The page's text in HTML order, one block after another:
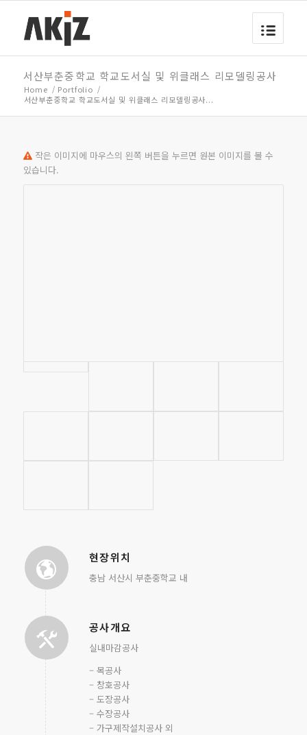
서산부춘중학교 학교도서실 및 위클래스 리모델링공사
Home / Portfolio /
서산부춘중학교 학교도서실 및 위클래스 리모델링공사...
작은 이미지에 마우스의 왼쪽 버튼을 누르면 원본 이미지를 볼 수
있습니다.
현장위치
충남 서산시 부춘중학교 내
공사개요
실내마감공사
– 목공사
– 창호공사
– 도장공사
– 수장공사
– 가구제작설치공사 외